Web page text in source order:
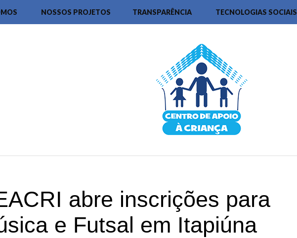
NOSSOS PROJETOS TRANSPARÊNCIA TECNOLOGIAS SOCIAIS
abre inscrições para
e Futsal em Itapiúna